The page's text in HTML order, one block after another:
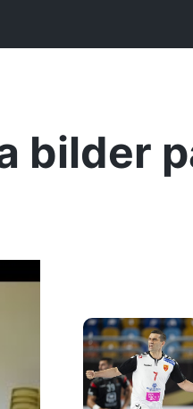
bilder